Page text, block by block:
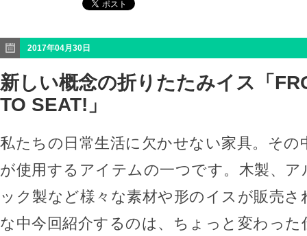
2017年04月30日
新しい概念の折りたたみイス「
TO SEAT!」
私たちの日常生活に欠かせない家具。その
が使用するアイテムの一つです。木製、
ック製など様々な素材や形のイスが販売
な中今回紹介するのは、ちょっと変わっ